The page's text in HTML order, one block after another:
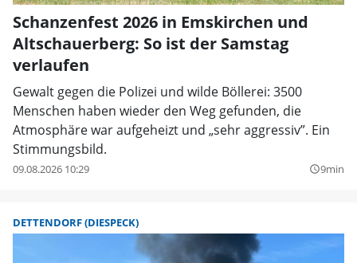
Schanzenfest 2026 in Emskirchen und
Altschauerberg: So ist der Samstag
verlaufen
Gewalt gegen die Polizei und wilde Böllerei: 3500
Menschen haben wieder den Weg gefunden, die
Atmosphäre war aufgeheizt und „sehr aggressiv”. Ein
Stimmungsbild.
09.08.2026 10:29 query_builder9min
DETTENDORF (DIESPECK)